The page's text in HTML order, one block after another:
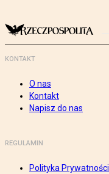
KONTAKT
O nas
Kontakt
Napisz do nas
REGULAMIN
Polityka Prywatności